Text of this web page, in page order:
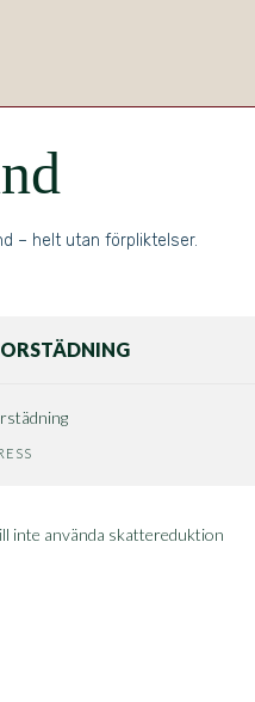
– helt utan förpliktelser.
inte använda skattereduktion